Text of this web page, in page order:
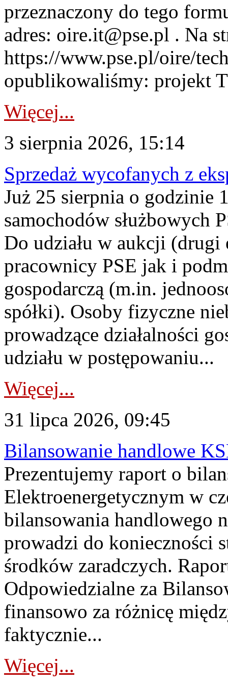
przeznaczony do tego
adres: oire.it@pse.pl . Na
https://www.pse.pl/oire/
opublikowaliśmy: projekt
Więcej...
3 sierpnia 2026, 15:14
Sprzedaż wycofanych z
Już 25 sierpnia o godzinie
samochodów służbowych
Do udziału w aukcji (drugi
pracownicy PSE jak i
gospodarczą (m.in.
spółki). Osoby fizyczne
prowadzące działalności
udziału w postępowaniu...
Więcej...
31 lipca 2026, 09:45
Bilansowanie handlowe
Prezentujemy raport o
Elektroenergetycznym w
bilansowania handlowego
prowadzi do konieczności
środków zaradczych.
Odpowiedzialne za
finansowo za różnicę
faktycznie...
Więcej...